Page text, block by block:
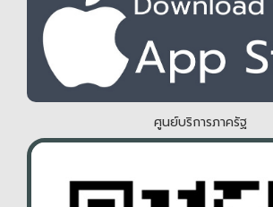
ศูนย์บริการภาครัฐ